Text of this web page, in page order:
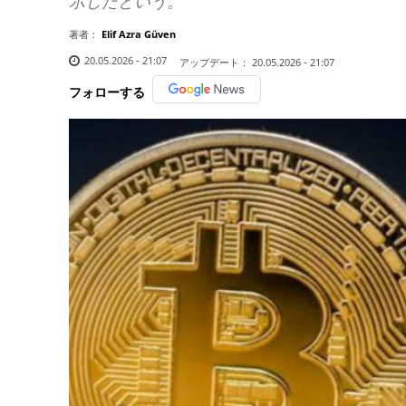
著者： Elif Azra Güven
20.05.2026 - 21:07
アップデート： 20.05.2026 - 21:07
フォローする